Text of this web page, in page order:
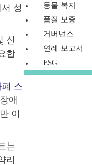
동물 복지
품질 보증
거버넌스
연례 보고서
ESG
성
신
합
폐 스
애
이
는
리